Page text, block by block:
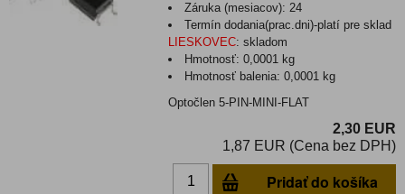
Záruka (mesiacov): 24
Termín dodania(prac.dni)-platí pre sklad
LIESKOVEC: skladom
Hmotnosť:0,0001 kg
Hmotnosť balenia:0,0001 kg
Optočlen 5-PIN-MINI-FLAT
2,30 EUR
1,87 EUR (Cena bez DPH)
Pridať do košíka